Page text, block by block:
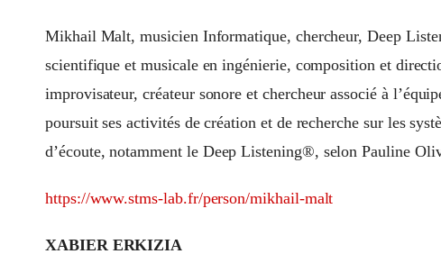
Mikhail Malt, musicien Informatique, chercheur, Deep
scientifique et musicale en ingénierie, composition et
improvisateur, créateur sonore et chercheur associé à
poursuit ses activités de création et de recherche sur les
d’écoute, notamment le Deep Listening®, selon Pauline
https://www.stms-lab.fr/person/mikhail-malt
XABIER ERKIZIA